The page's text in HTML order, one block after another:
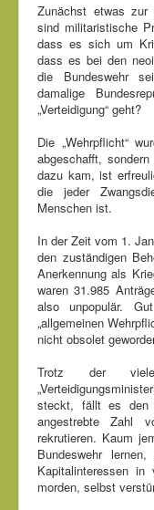
Zunächst etwas zur
sind militaristische
dass es sich um
dass es bei den
die Bundeswehr
damalige
„Verteidigung“ geht?
Die „Wehrpflicht“
abgeschafft,
dazu kam, ist
die jeder
Menschen ist.
In der Zeit vom 1.
den zuständigen
Anerkennung als
waren 31.985
also unpopulär.
„allgemeinen
nicht obsolet
Trotz der
steckt, fällt es den
angestrebte Zahl
rekrutieren. Kaum
Bundeswehr
Kapitalinteressen
morden, selbst